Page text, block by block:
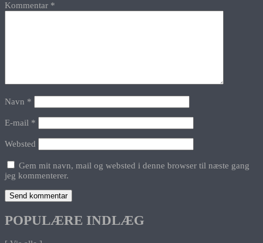
Kommentar *
Navn *
E-mail *
Websted
Gem mit navn, mail og websted i denne browser til næste gang
jeg kommenterer.
POPULÆRE INDLÆG